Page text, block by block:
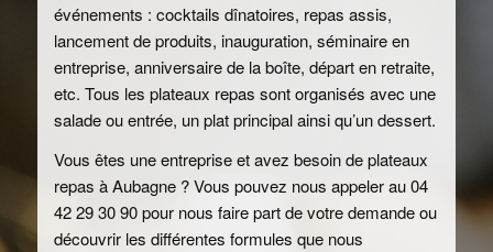
événements : cocktails dînatoires, repas assis,
lancement de produits, inauguration, séminaire en
entreprise, anniversaire de la boîte, départ en retraite,
etc. Tous les plateaux repas sont organisés avec une
salade ou entrée, un plat principal ainsi qu’un dessert.
Vous êtes une entreprise et avez besoin de plateaux
repas à Aubagne ? Vous pouvez nous appeler au 04
42 29 30 90 pour nous faire part de votre demande ou
découvrir les différentes formules que nous